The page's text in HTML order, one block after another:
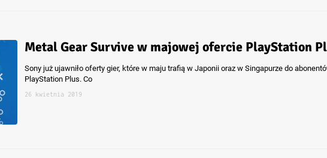
Metal Gear Survive w majowej ofercie PlayStation
Sony już ujawniło oferty gier, które w maju trafią w Japonii oraz w Singapurze do
PlayStation Plus. Co
26 kwietnia 2019